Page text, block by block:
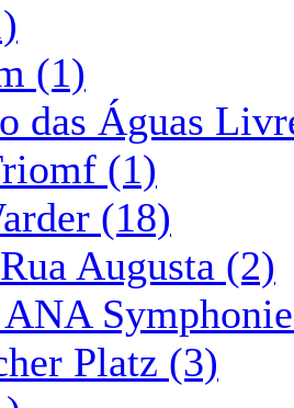
(1)
das Águas
(1)
(18)
Augusta (2)
Platz (3)